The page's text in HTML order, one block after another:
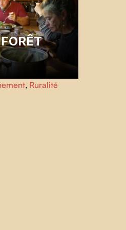
famille, leurs amis et
en autarcie dans la
, Ruralité